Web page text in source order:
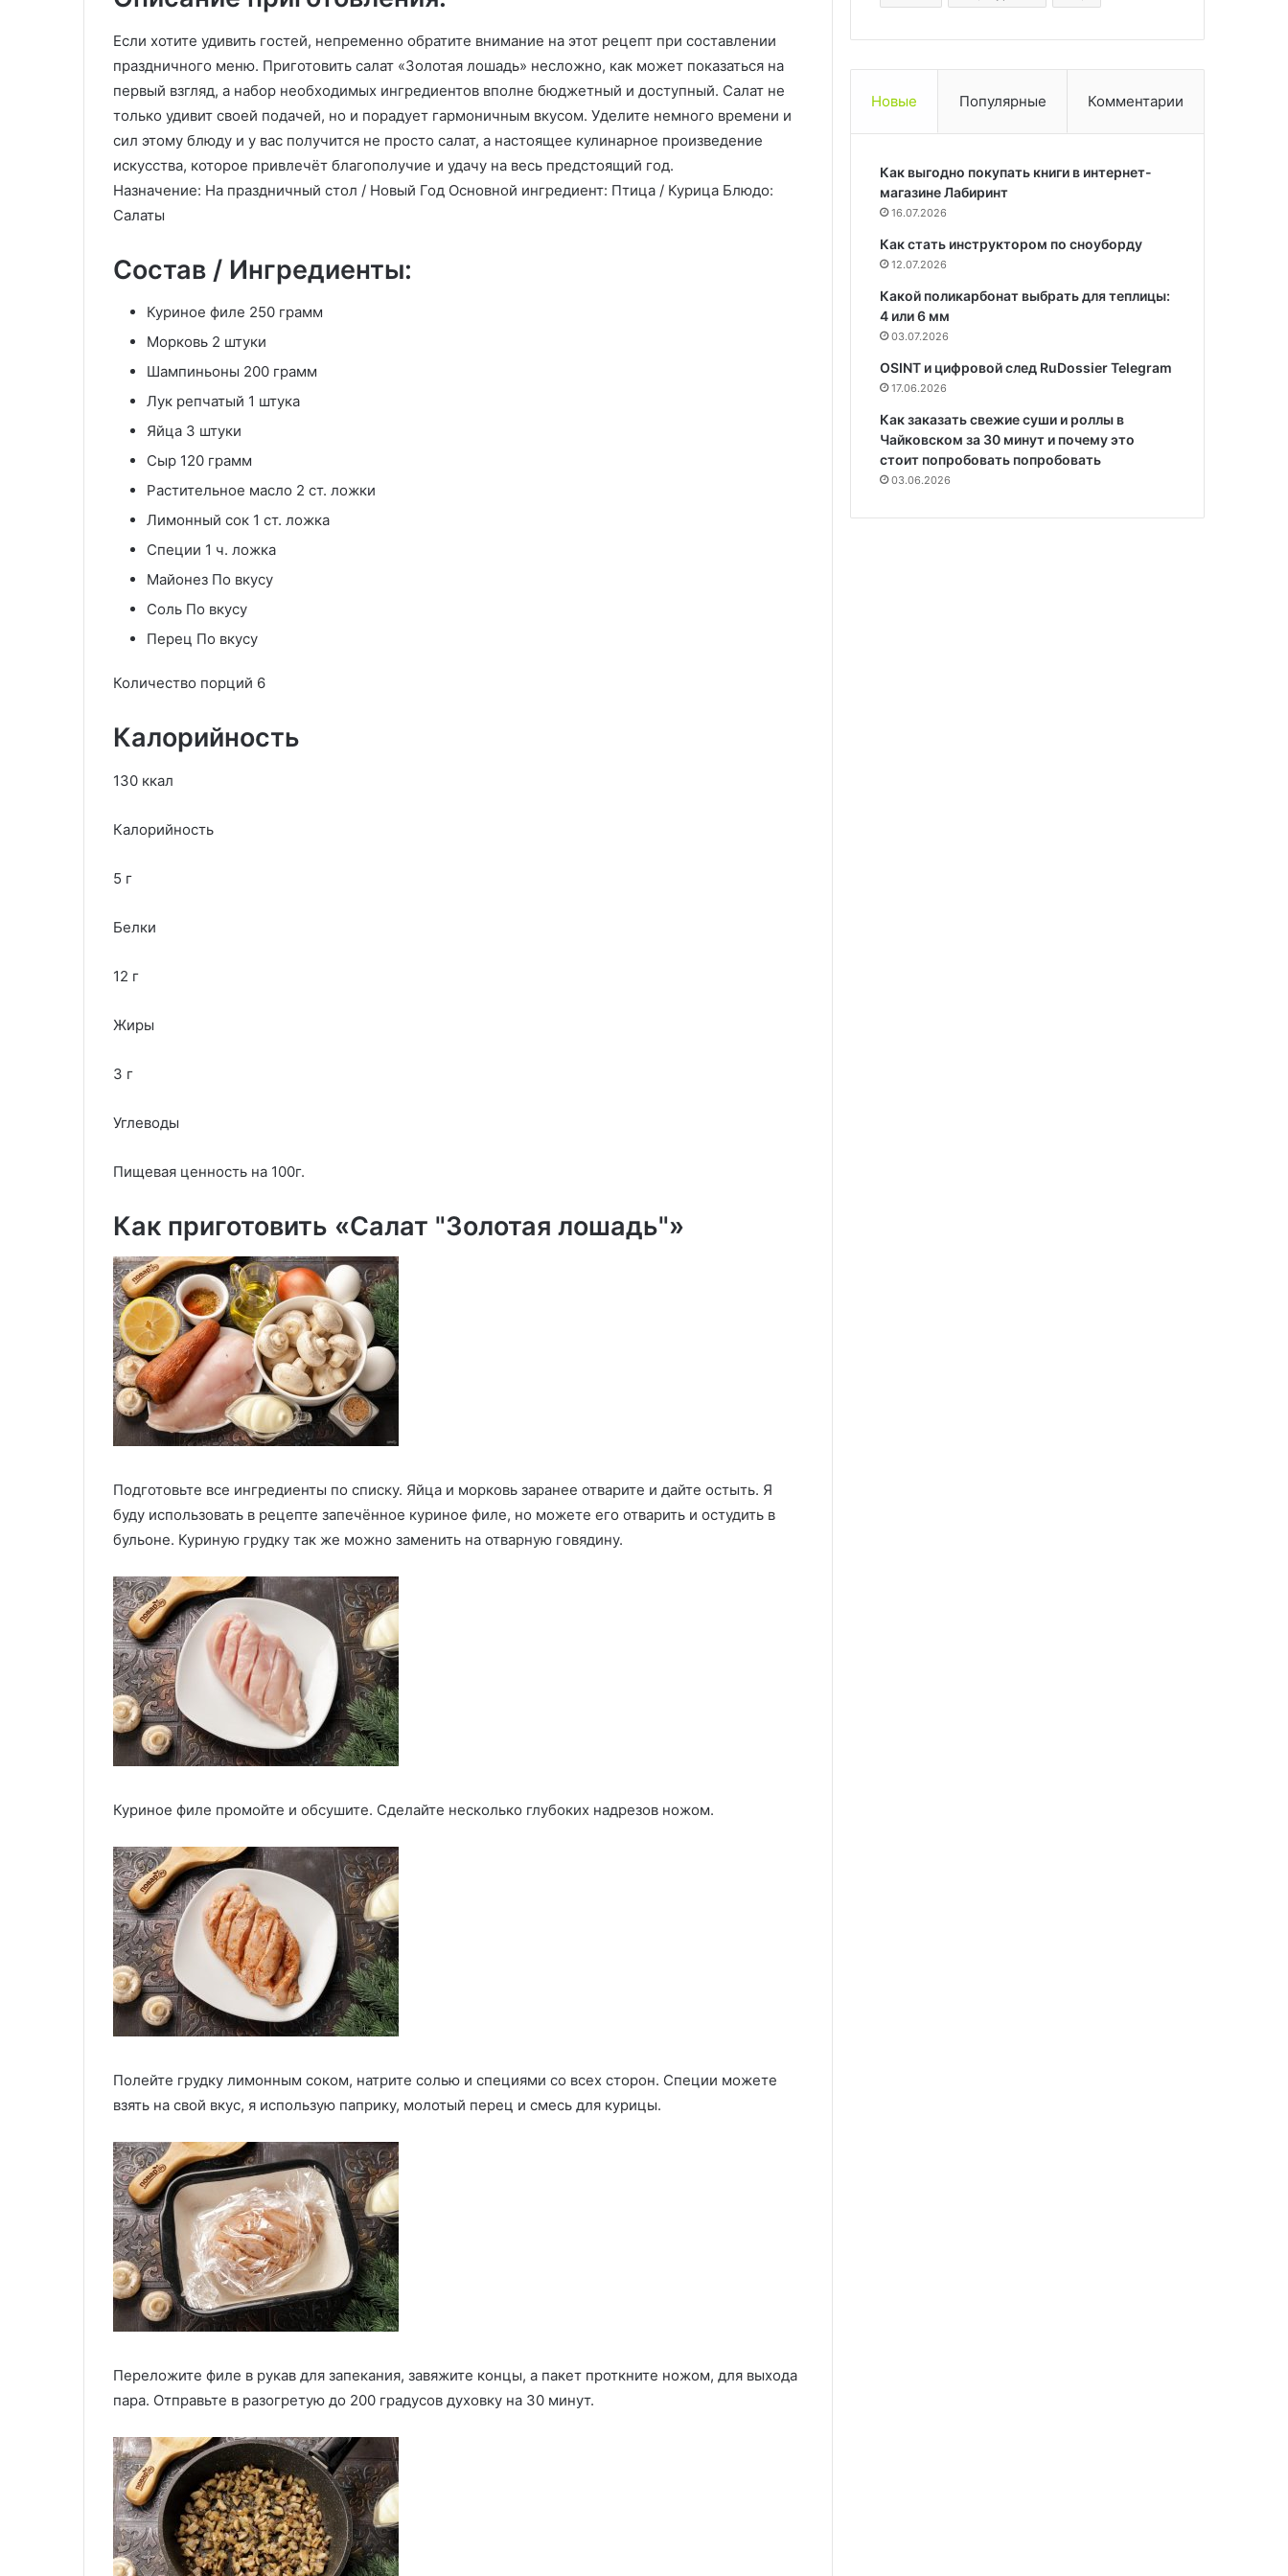
Если хотите удивить гостей, непременно обратите внимание на этот рецепт при составлении
праздничного меню. Приготовить салат «Золотая лошадь» несложно, как может показаться на
первый взгляд, а набор необходимых ингредиентов вполне бюджетный и доступный. Салат не
только удивит своей подачей, но и порадует гармоничным вкусом. Уделите немного времени и
сил этому блюду и у вас получится не просто салат, а настоящее кулинарное произведение
искусства, которое привлечёт благополучие и удачу на весь предстоящий год.
Назначение: На праздничный стол / Новый Год Основной ингредиент: Птица / Курица Блюдо:
Салаты
Состав / Ингредиенты:
Куриное филе 250 грамм
Морковь 2 штуки
Шампиньоны 200 грамм
Лук репчатый 1 штука
Яйца 3 штуки
Сыр 120 грамм
Растительное масло 2 ст. ложки
Лимонный сок 1 ст. ложка
Специи 1 ч. ложка
Майонез По вкусу
Соль По вкусу
Перец По вкусу
Количество порций 6
Калорийность
130 ккал
Калорийность
5 г
Белки
12 г
Жиры
3 г
Углеводы
Пищевая ценность на 100г.
Как приготовить «Салат "Золотая лошадь"»
Подготовьте все ингредиенты по списку. Яйца и морковь заранее отварите и дайте остыть. Я
буду использовать в рецепте запечённое куриное филе, но можете его отварить и остудить в
бульоне. Куриную грудку так же можно заменить на отварную говядину.
Куриное филе промойте и обсушите. Сделайте несколько глубоких надрезов ножом.
Полейте грудку лимонным соком, натрите солью и специями со всех сторон. Специи можете
взять на свой вкус, я использую паприку, молотый перец и смесь для курицы.
Переложите филе в рукав для запекания, завяжите концы, а пакет проткните ножом, для выхода
пара. Отправьте в разогретую до 200 градусов духовку на 30 минут.
Новые Популярные Комментарии
Как выгодно покупать книги в интернет-
магазине Лабиринт
16.07.2026
Как стать инструктором по сноуборду
12.07.2026
Какой поликарбонат выбрать для теплицы:
4 или 6 мм
03.07.2026
OSINT и цифровой след RuDossier Telegram
17.06.2026
Как заказать свежие суши и роллы в
Чайковском за 30 минут и почему это
стоит попробовать попробовать
03.06.2026